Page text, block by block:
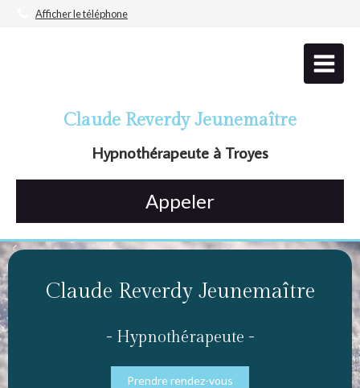
Afficher le téléphone
Claude Reverdy Jeunemaître
Hypnothérapeute à Troyes
Appeler
Claude Reverdy Jeunemaître
- Hypnothérapeute -
Prendre rendez-vous